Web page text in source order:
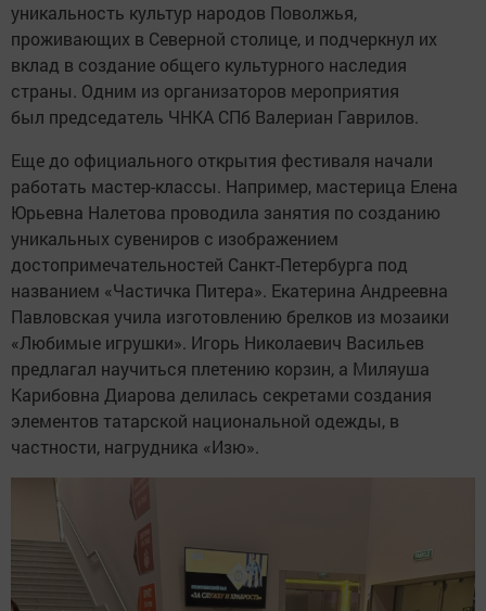
уникальность культур народов Поволжья,
проживающих в Северной столице, и подчеркнул их
вклад в создание общего культурного наследия
страны. Одним из организаторов мероприятия
был председатель ЧНКА СПб Валериан Гаврилов.
Еще до официального открытия фестиваля начали
работать мастер-классы. Например, мастерица Елена
Юрьевна Налетова проводила занятия по созданию
уникальных сувениров с изображением
достопримечательностей Санкт-Петербурга под
названием «Частичка Питера». Екатерина Андреевна
Павловская учила изготовлению брелков из мозаики
«Любимые игрушки». Игорь Николаевич Васильев
предлагал научиться плетению корзин, а Миляуша
Карибовна Диарова делилась секретами создания
элементов татарской национальной одежды, в
частности, нагрудника «Изю».